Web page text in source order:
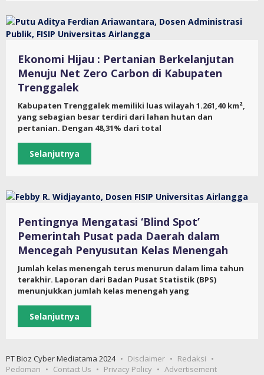
Ekonomi Hijau : Pertanian Berkelanjutan
Menuju Net Zero Carbon di Kabupaten
Trenggalek
Kabupaten Trenggalek memiliki luas wilayah 1.261,40 km²,
yang sebagian besar terdiri dari lahan hutan dan
pertanian. Dengan 48,31% dari total
Selanjutnya
Pentingnya Mengatasi ‘Blind Spot’
Pemerintah Pusat pada Daerah dalam
Mencegah Penyusutan Kelas Menengah
Jumlah kelas menengah terus menurun dalam lima tahun
terakhir. Laporan dari Badan Pusat Statistik (BPS)
menunjukkan jumlah kelas menengah yang
Selanjutnya
PT Bioz Cyber Mediatama 2024 Disclaimer
Redaksi
Pedoman
Contact Us Privacy Policy Advertisement